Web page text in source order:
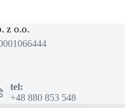
z o.o.
tel:
+48 880 853 548